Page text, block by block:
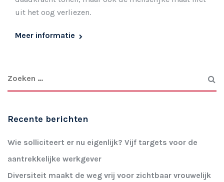
uit het oog verliezen.
Meer informatie
Recente berichten
Wie solliciteert er nu eigenlijk? Vijf targets voor de
aantrekkelijke werkgever
Diversiteit maakt de weg vrij voor zichtbaar vrouwelijk